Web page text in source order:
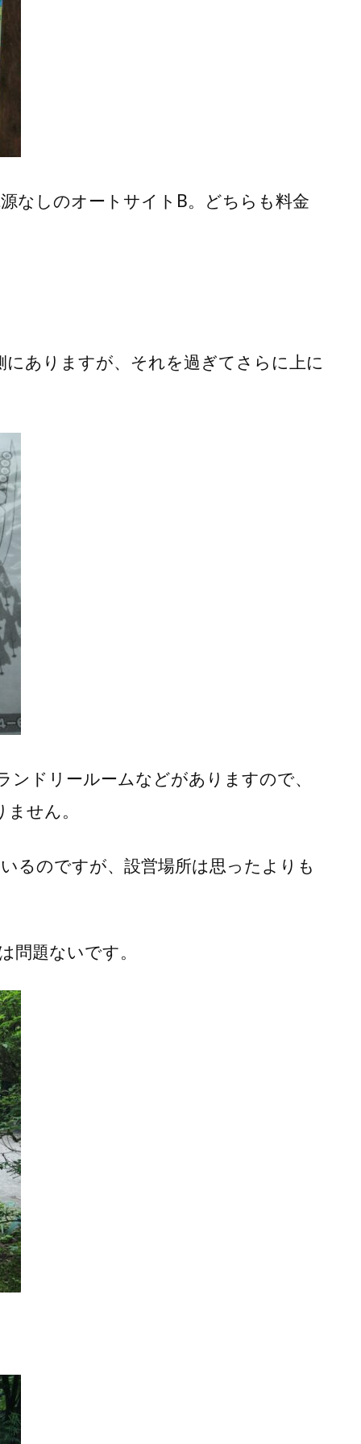
なしのオートサイトB。どちらも料金
ありますが、それを過ぎてさらに上に
ドリールームなどがありますので、
せん。
るのですが、設営場所は思ったよりも
題ないです。